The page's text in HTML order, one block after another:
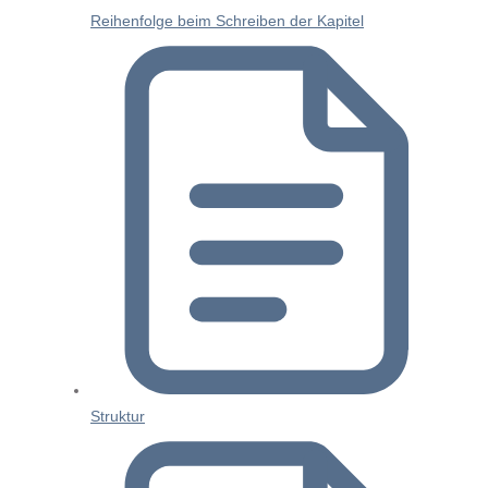
Reihenfolge beim Schreiben der Kapitel
Struktur